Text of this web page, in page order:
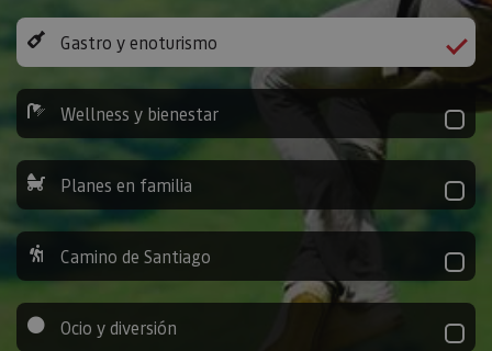
Gastro y enoturismo
Wellness y bienestar
Planes en familia
Camino de Santiago
Ocio y diversión